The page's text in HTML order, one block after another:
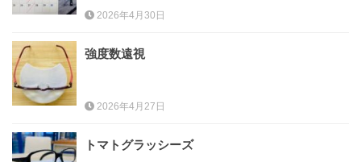
2026年4月30日
強度数遠視
2026年4月27日
トマトグラッシーズ